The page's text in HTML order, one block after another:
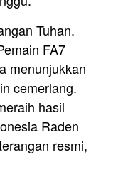
Tuhan.
FA7
menunjukkan
cemerlang.
hasil
Raden
resmi,